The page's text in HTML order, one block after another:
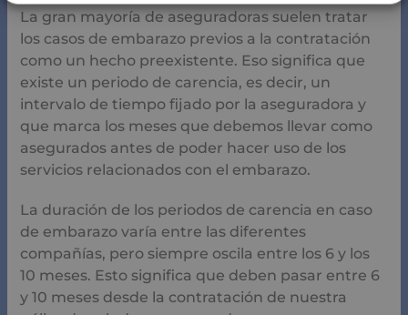
La gran mayoría de aseguradoras suelen tratar
los casos de embarazo previos a la contratación
como un hecho preexistente. Eso significa que
existe un periodo de carencia, es decir, un
intervalo de tiempo fijado por la aseguradora y
que marca los meses que debemos llevar como
asegurados antes de poder hacer uso de los
servicios relacionados con el embarazo.
La duración de los periodos de carencia en caso
de embarazo varía entre las diferentes
compañías, pero siempre oscila entre los 6 y los
10 meses. Esto significa que deben pasar entre 6
y 10 meses desde la contratación de nuestra